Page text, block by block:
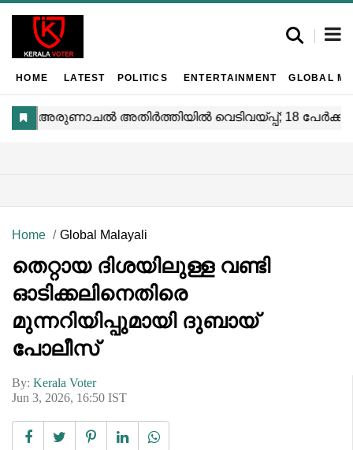
HOME LATEST POLITICS ENTERTAINMENT GLOBAL
Home Global Malayali
തെറ്റായ ദിശയിലുള്ള വണ്ടി
ഓടിക്കലിനെതിരെ
മുന്നറിയിപ്പുമായി ദുബായ്
പോലീസ്
By: Kerala Voter
Jun 3, 2026, 16:50 IST